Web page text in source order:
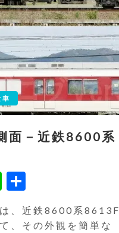
面－近鉄8600系
Line
共
、近鉄8600系8613F
、その外観を簡単な